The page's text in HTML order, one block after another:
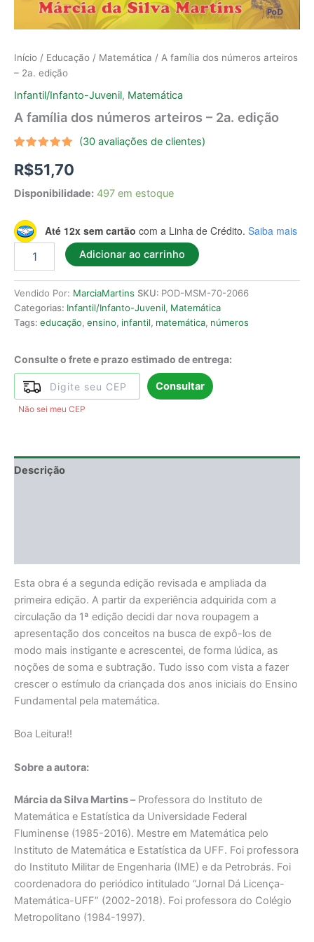
Início / Educação / Matemática / A família dos números arteiros
– 2a. edição
Infantil/Infanto-Juvenil, Matemática
A família dos números arteiros – 2a. edição
como5.00
de 5, com
em
clientes
(30avaliações de clientes)
R$51,70
Disponibilidade: 497 em estoque
Até 12x sem cartão com a Linha de Crédito. Saiba mais
Adicionar ao carrinho
Vendido Por: MarciaMartins SKU: POD-MSM-70-2066
Categorias: Infantil/Infanto-Juvenil, Matemática
Tags: educação, ensino, infantil, matemática, números
Consulte o frete e prazo estimado de entrega:
Consultar
Não sei meu CEP
Descrição
Esta obra é a segunda edição revisada e ampliada da
primeira edição. A partir da experiência adquirida com a
circulação da 1ª edição decidi dar nova roupagem a
apresentação dos conceitos na busca de expô-los de
modo mais instigante e acrescentei, de forma lúdica, as
noções de soma e subtração. Tudo isso com vista a fazer
crescer o estímulo da criançada dos anos iniciais do Ensino
Fundamental pela matemática.
Boa Leitura!!
Sobre a autora:
Márcia da Silva Martins –Professora do Instituto de
Matemática e Estatística da Universidade Federal
Fluminense (1985-2016). Mestre em Matemática pelo
Instituto de Matemática e Estatística da UFF. Foi professora
do Instituto Militar de Engenharia (IME) e da Petrobrás. Foi
coordenadora do periódico intitulado “Jornal Dá Licença-
Matemática-UFF” (2002-2018). Foi professora do Colégio
Metropolitano (1984-1997).